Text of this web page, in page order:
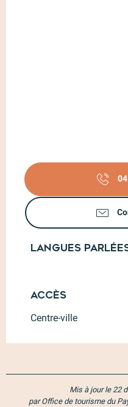
Langues
Langues
Accès
Accès
Centre-ville
Mis à jour le 22
par Office de tourisme du